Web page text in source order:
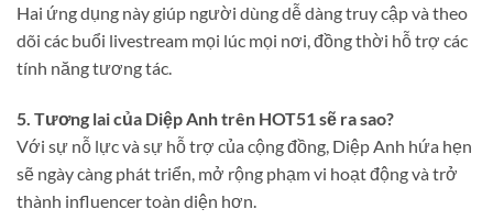
Hai ứng dụng này giúp người dùng dễ dàng truy cập và theo
dõi các buổi livestream mọi lúc mọi nơi, đồng thời hỗ trợ các
tính năng tương tác.
5. Tương lai của Diệp Anh trên HOT51 sẽ ra sao?
Với sự nỗ lực và sự hỗ trợ của cộng đồng, Diệp Anh hứa hẹn
sẽ ngày càng phát triển, mở rộng phạm vi hoạt động và trở
thành influencer toàn diện hơn.